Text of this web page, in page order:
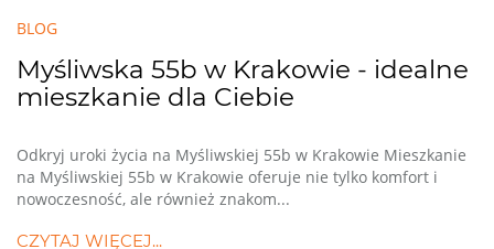
BLOG
Myśliwska 55b w Krakowie - idealne
mieszkanie dla Ciebie
Odkryj uroki życia na Myśliwskiej 55b w Krakowie Mieszkanie
na Myśliwskiej 55b w Krakowie oferuje nie tylko komfort i
nowoczesność, ale również znakom...
CZYTAJ WIĘCEJ...